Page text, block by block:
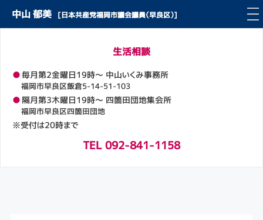
中山 郁美 [日本共産党福岡市議会議員（早良区）]
生活相談
●毎月第2金曜日19時～ 中山いくみ事務所
福岡市早良区飯倉5-14-51-103
● 隔月第3木曜日19時～ 四箇田団地集会所
福岡市早良区四箇田団地
※受付は20時まで
TEL 092-841-1158